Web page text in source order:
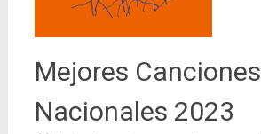
Mejores Canciones
Nacionales 2023